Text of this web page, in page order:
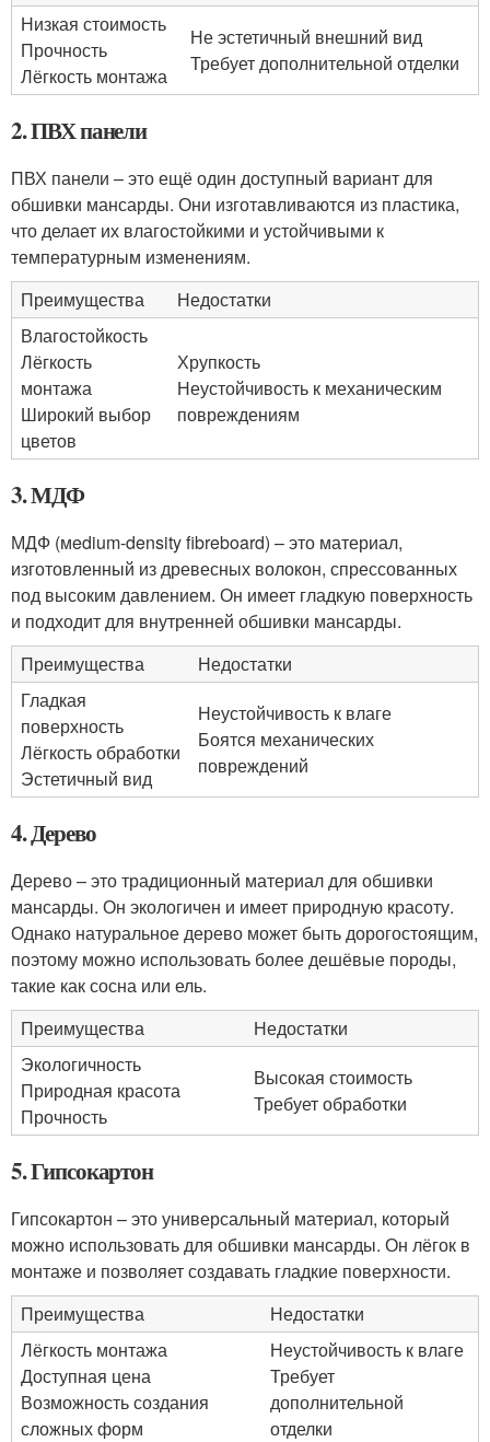
Низкая стоимость
Прочность
Лёгкость монтажа
Не эстетичный внешний вид
Требует дополнительной отделки
2. ПВХ панели
ПВХ панели – это ещё один доступный вариант для
обшивки мансарды. Они изготавливаются из пластика,
что делает их влагостойкими и устойчивыми к
температурным изменениям.
Преимущества
Недостатки
Влагостойкость
Лёгкость
монтажа
Широкий выбор
цветов
Хрупкость
Неустойчивость к механическим
повреждениям
3. МДФ
МДФ (мedium-density fibreboard) – это материал,
изготовленный из древесных волокон, спрессованных
под высоким давлением. Он имеет гладкую поверхность
и подходит для внутренней обшивки мансарды.
Преимущества
Недостатки
Гладкая
поверхность
Лёгкость обработки
Эстетичный вид
Неустойчивость к влаге
Боятся механических
повреждений
4. Дерево
Дерево – это традиционный материал для обшивки
мансарды. Он экологичен и имеет природную красоту.
Однако натуральное дерево может быть дорогостоящим,
поэтому можно использовать более дешёвые породы,
такие как сосна или ель.
Преимущества
Недостатки
Экологичность
Природная красота
Прочность
Высокая стоимость
Требует обработки
5. Гипсокартон
Гипсокартон – это универсальный материал, который
можно использовать для обшивки мансарды. Он лёгок в
монтаже и позволяет создавать гладкие поверхности.
Преимущества
Недостатки
Лёгкость монтажа
Доступная цена
Возможность создания
сложных форм
Неустойчивость к влаге
Требует
дополнительной
отделки